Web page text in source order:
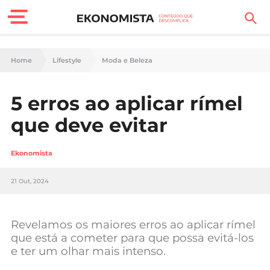
Finanças Pessoais
Carreira
Casa
Tecnologia
Negócios
Home Lifestyle Moda e Beleza
5 erros ao aplicar rímel
que deve evitar
Ekonomista
21 Out, 2024
Revelamos os maiores erros ao aplicar rímel
que está a cometer para que possa evitá-los
e ter um olhar mais intenso.